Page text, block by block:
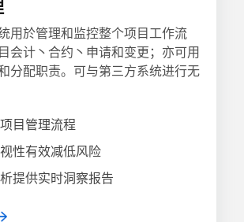
用於管理和监控整个项目工作流
会计丶合约丶申请和变更；亦可用
分配职责。可与第三方系统进行无
目管理流程
性有效减低风险
提供实时洞察报告